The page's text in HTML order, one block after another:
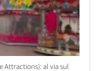
Attractions): al via sul